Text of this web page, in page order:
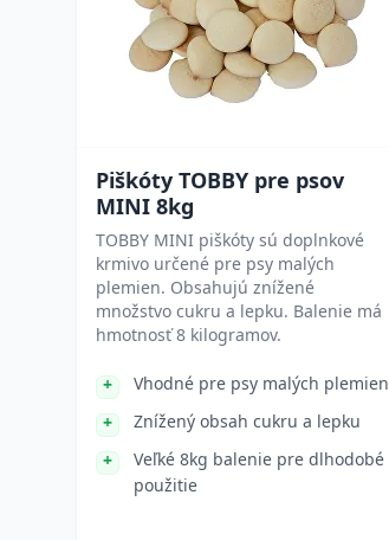
Piškóty TOBBY pre psov
MINI 8kg
TOBBY MINI piškóty sú doplnkové
krmivo určené pre psy malých
plemien. Obsahujú znížené
množstvo cukru a lepku. Balenie má
hmotnosť 8 kilogramov.
Vhodné pre psy malých plemien
Znížený obsah cukru a lepku
Veľké 8kg balenie pre dlhodobé
použitie